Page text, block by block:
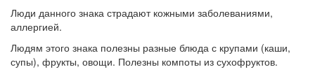
Люди данного знака страдают кожными заболеваниями,
аллергией.
Людям этого знака полезны разные блюда с крупами (каши,
супы), фрукты, овощи. Полезны компоты из сухофруктов.